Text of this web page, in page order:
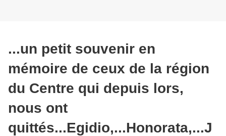
...un petit souvenir en
mémoire de ceux de la région
du Centre qui depuis lors,
nous ont
quittés...Egidio,...Honorata,...J